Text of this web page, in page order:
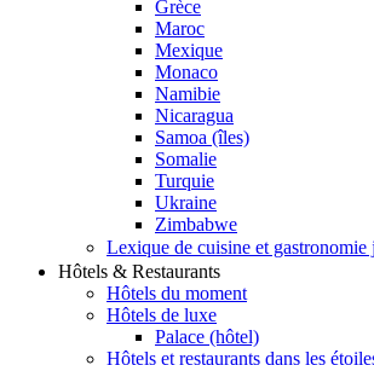
Grèce
Maroc
Mexique
Monaco
Namibie
Nicaragua
Samoa (îles)
Somalie
Turquie
Ukraine
Zimbabwe
Lexique de cuisine et gastronomie
Hôtels & Restaurants
Hôtels du moment
Hôtels de luxe
Palace (hôtel)
Hôtels et restaurants dans les